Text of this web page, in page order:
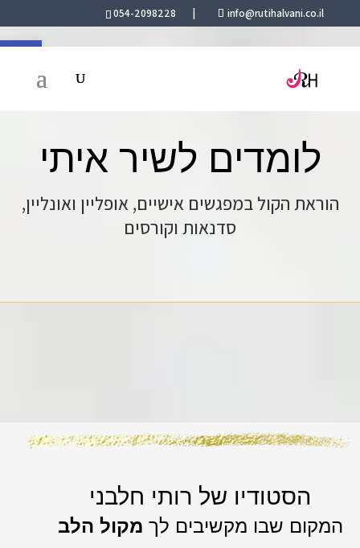
054-2098228 info@rutihalvani.co.il
לומדים לשיר איתי
הוראת הקול במפגשים אישיים, אופליין ואונליין,
סדנאות וקורסים
הסטודיו של רותי חלבני
המקום שבו מקשיבים לך מקול הלב
פתח